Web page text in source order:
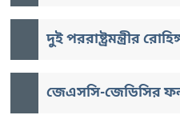
দুই পররাষ্ট্রমন্ত্রীর
জেএসসি-জেডিসির